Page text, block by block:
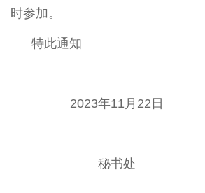
时参加。
特此通知
2023年11月22日
秘书处